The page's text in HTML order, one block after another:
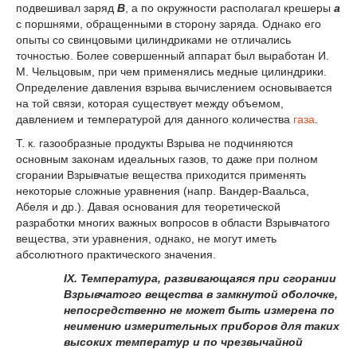
подвешивал заряд B , а по окружности располагал крешеры а
с поршнями, обращенными в сторону заряда. Однако его
опыты со свинцовыми цилиндриками не отличались
точностью. Более совершенный аппарат был выработан И.
М. Чельцовым, при чем применялись медные цилиндрики.
Определение давления взрыва вычислением основывается
на той связи, которая существует между объемом,
давлением и температурой для данного количества газа
Т. к. газообразные продукты Взрыва не подчиняются
основным законам идеальных газов, то даже при полном
сгорании Взрывчатые вещества приходится применять
некоторые сложные уравнения (напр. Вандер-Ваальса,
Абеля и др.). Давая основания для теоретической
разработки многих важных вопросов в области Взрывчатого
вещества, эти уравнения, однако, не могут иметь
абсолютного практического значения.
IX. Температура, развивающаяся при сгорании
Взрывчатого вещества в замкнутой оболочке,
непосредственно не может быть измерена по
неимению измерительных приборов для таких
высоких температур и по чрезвычайной